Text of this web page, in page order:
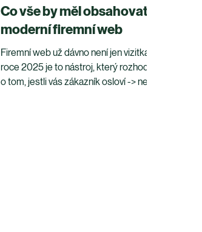
Co vše by měl obsahovat
moderní firemní web
Firemní web už dávno není jen vizitka. V
roce 2025 je to nástroj, který rozhoduje
o tom, jestli vás zákazník osloví -> nebo